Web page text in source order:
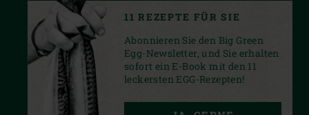
11 REZEPTE FÜR SIE
Abonnieren Sie den Big Green
Egg-Newsletter, und Sie erhalten
sofort ein E-Book mit den 11
leckersten EGG-Rezepten!